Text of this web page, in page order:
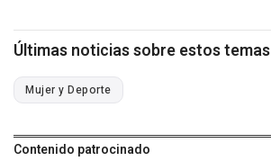
Últimas noticias sobre estos temas
Mujer y Deporte
Contenido patrocinado